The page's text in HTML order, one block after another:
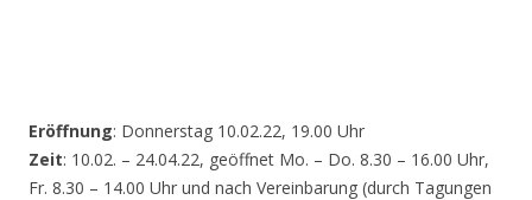
Eröffnung: Donnerstag 10.02.22, 19.00 Uhr
Zeit: 10.02. – 24.04.22, geöffnet Mo. – Do. 8.30 – 16.00 Uhr,
Fr. 8.30 – 14.00 Uhr und nach Vereinbarung (durch Tagungen